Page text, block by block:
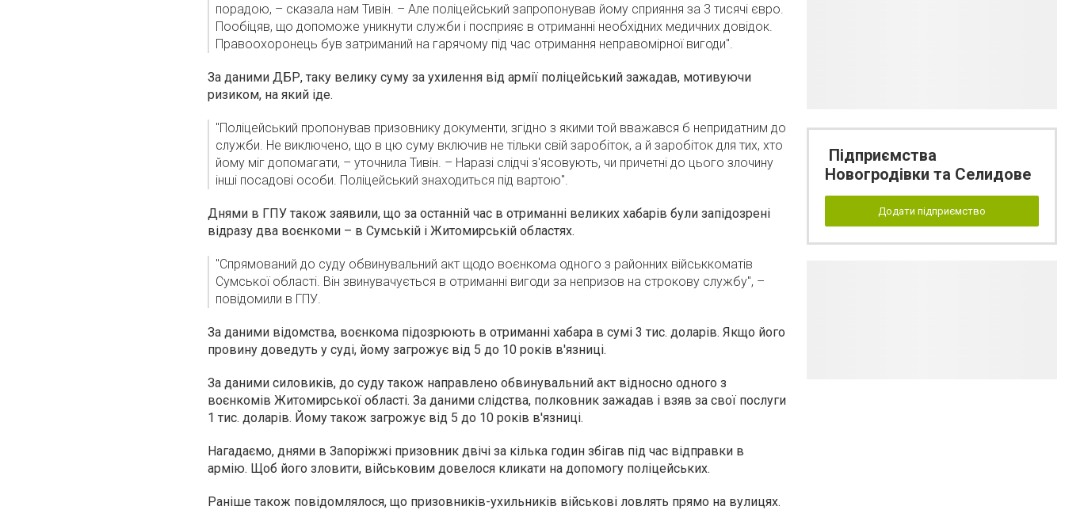
порадою, – сказала нам Тивін. – Але поліцейський запропонував йому сприяння за 3 тисячі євро.
Пообіцяв, що допоможе уникнути служби і посприяє в отриманні необхідних медичних довідок.
Правоохоронець був затриманий на гарячому під час отримання неправомірної вигоди".
За даними ДБР, таку велику суму за ухилення від армії поліцейський зажадав, мотивуючи
ризиком, на який іде.
"Поліцейський пропонував призовнику документи, згідно з якими той вважався б непридатним до
служби. Не виключено, що в цю суму включив не тільки свій заробіток, а й заробіток для тих, хто
йому міг допомагати, – уточнила Тивін. – Наразі слідчі з'ясовують, чи причетні до цього злочину
інші посадові особи. Поліцейський знаходиться під вартою".
Днями в ГПУ також заявили, що за останній час в отриманні великих хабарів були запідозрені
відразу два воєнкоми – в Сумській і Житомирській областях.
"Спрямований до суду обвинувальний акт щодо воєнкома одного з районних військкоматів
Сумської області. Він звинувачується в отриманні вигоди за непризов на строкову службу", –
повідомили в ГПУ.
За даними відомства, воєнкома підозрюють в отриманні хабара в сумі 3 тис. доларів. Якщо його
провину доведуть у суді, йому загрожує від 5 до 10 років в'язниці.
За даними силовиків, до суду також направлено обвинувальний акт відносно одного з
воєнкомів Житомирської області. За даними слідства, полковник зажадав і взяв за свої послуги
1 тис. доларів. Йому також загрожує від 5 до 10 років в'язниці.
Нагадаємо, днями в Запоріжжі призовник двічі за кілька годин збігав під час відправки в
армію. Щоб його зловити, військовим довелося кликати на допомогу поліцейських.
Раніше також повідомлялося, що призовників-ухильників військові ловлять прямо на вулицях.
Підприємства
Новогродівки та Селидове
Додати підприємство